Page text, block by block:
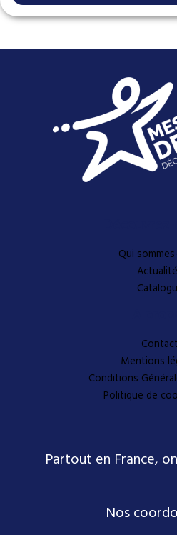
Qui
Contact
Mentions
Conditions
Politique de
Partout en France,
Nos